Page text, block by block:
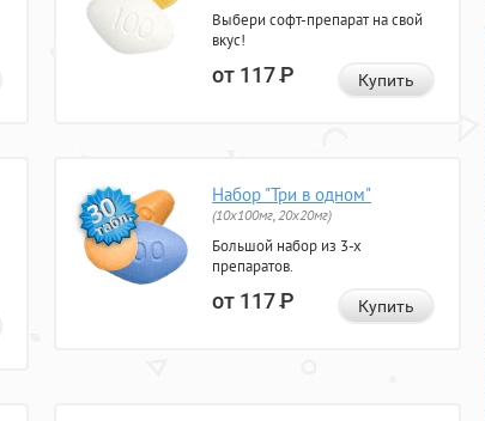
Выбери софт-препарат на свой
вкус!
от 117Р Купить
Набор "Три в одном"
(10x100мг, 20x20мг)
Большой набор из 3-х
препаратов.
от 117Р Купить